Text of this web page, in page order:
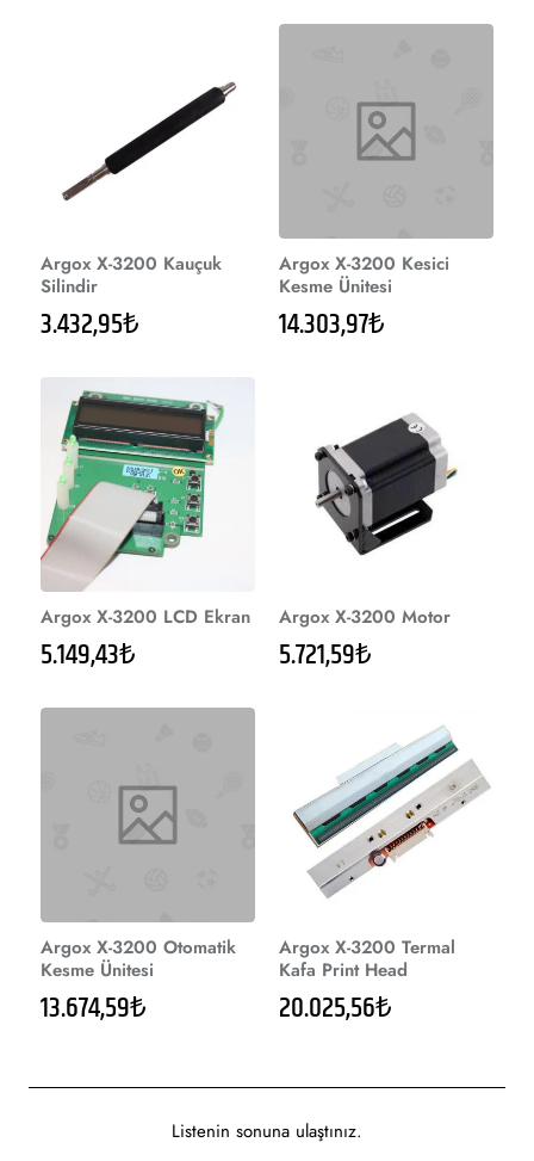
Argox X-3200 Kauçuk
Silindir
3.432,95₺
Argox X-3200 Kesici
Kesme Ünitesi
14.303,97₺
Argox X-3200 LCD Ekran
5.149,43₺
Argox X-3200 Motor
5.721,59₺
Argox X-3200 Otomatik
Kesme Ünitesi
13.674,59₺
Argox X-3200 Termal
Kafa Print Head
20.025,56₺
Listenin sonuna ulaştınız.